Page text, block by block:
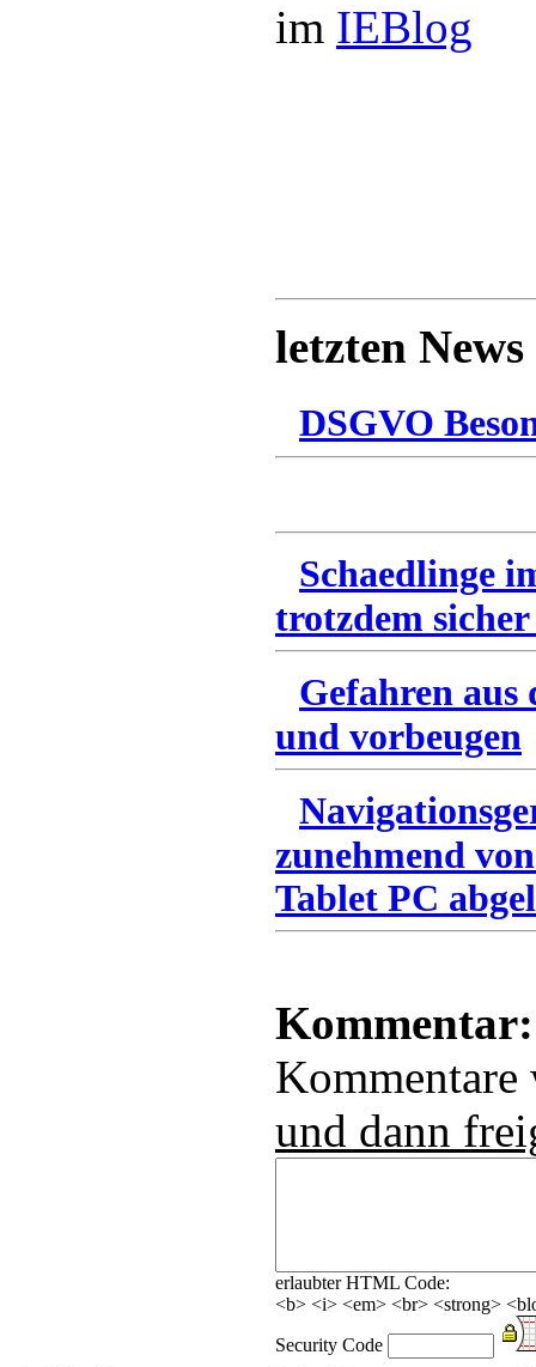
im IEBlog
letzten News
DSGVO
Schaedlinge
trotzdem
Gefahren
und vorbeugen
zunehmend
Tablet PC
Kommentar:
und dann
erlaubter HTML Code:
<b> <i> <em> <br> <strong>
Security Code